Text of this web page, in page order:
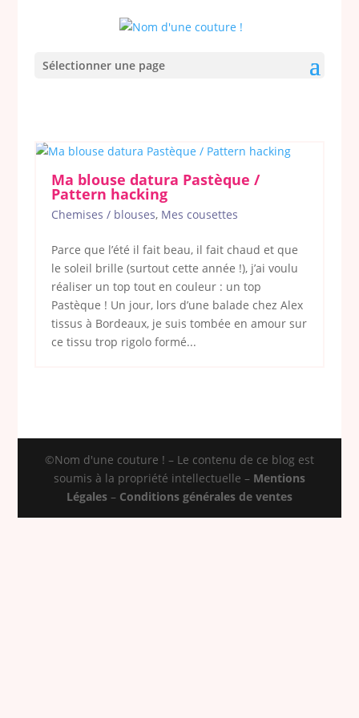
Sélectionner une page
Ma blouse datura Pastèque /
Pattern hacking
Chemises / blouses, Mes cousettes
Parce que l’été il fait beau, il fait chaud et que
le soleil brille (surtout cette année !), j’ai voulu
réaliser un top tout en couleur : un top
Pastèque ! Un jour, lors d’une balade chez Alex
tissus à Bordeaux, je suis tombée en amour sur
ce tissu trop rigolo formé...
©Nom d'une couture ! – Le contenu de ce blog est
soumis à la propriété intellectuelle – Mentions
Légales– Conditions générales de ventes